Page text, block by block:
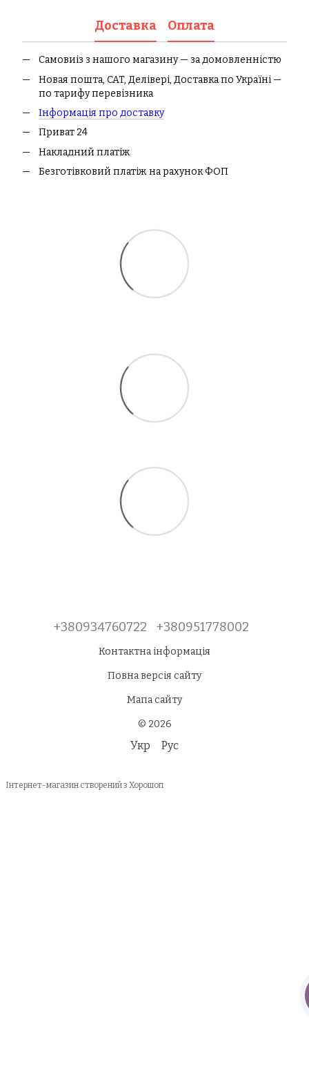
Доставка Оплата
Самовиіз з нашого магазину — за домовленністю
Новая пошта, CAT, Делівері, Доставка по Україні —
по тарифу перевізника
Інформація про доставку
Приват 24
Накладний платіж
Безготівковий платіж на рахунок ФОП
+380934760722 +380951778002
Контактна інформація
Повна версія сайту
Мапа сайту
© 2026
Укр Рус
Інтернет-магазин створений з Хорошоп